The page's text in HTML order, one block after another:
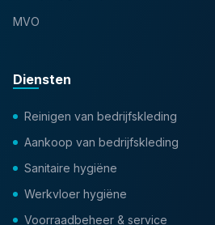
MVO
Diensten
Reinigen van bedrijfskleding
Aankoop van bedrijfskleding
Sanitaire hygiëne
Werkvloer hygiëne
Voorraadbeheer & service